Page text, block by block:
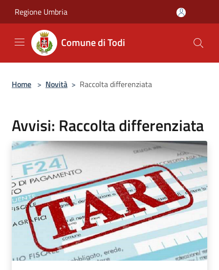
Regione Umbria
Comune di Todi
Home > Novità > Raccolta differenziata
Avvisi: Raccolta differenziata